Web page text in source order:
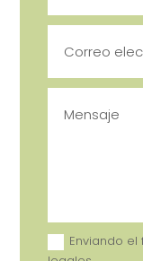
Enviando